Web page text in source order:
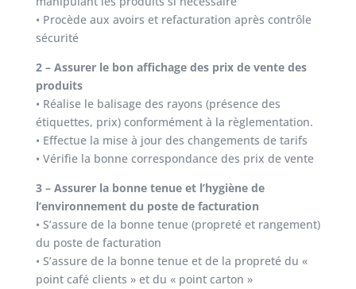
• Procède aux avoirs et refacturation après contrôle
sécurité
2 – Assurer le bon affichage des prix de vente des
produits
• Réalise le balisage des rayons (présence des
étiquettes, prix) conformément à la règlementation.
• Effectue la mise à jour des changements de tarifs
• Vérifie la bonne correspondance des prix de vente
3 – Assurer la bonne tenue et l’hygiène de
l’environnement du poste de facturation
• S’assure de la bonne tenue (propreté et rangement)
du poste de facturation
• S’assure de la bonne tenue et de la propreté du «
point café clients » et du « point carton »